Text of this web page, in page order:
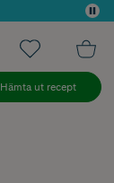
Hämta ut recept